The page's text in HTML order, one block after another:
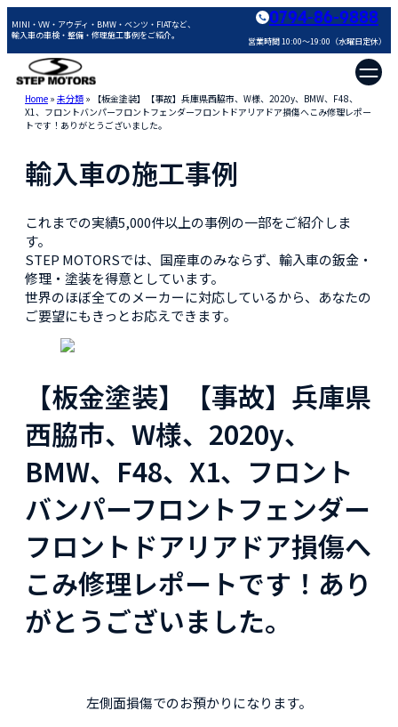
MINI・VW・アウディ・BMW・ベンツ・FIATなど、
輸入車の車検・整備・修理施工事例をご紹介。
0794-86-9888
営業時間 10:00～19:00（水曜日定休）
Home » 未分類 » 【板金塗装】【事故】兵庫県西脇市、W様、2020y、BMW、F48、
X1、フロントバンパーフロントフェンダーフロントドアリアドア損傷へこみ修理レポー
トです！ありがとうございました。
輸入車の施工事例
これまでの実績5,000件以上の事例の一部をご紹介しま
す。
STEP MOTORSでは、国産車のみならず、輸入車の鈑金・
修理・塗装を得意としています。
世界のほぼ全てのメーカーに対応しているから、あなたの
ご要望にもきっとお応えできます。
【板金塗装】【事故】兵庫県
西脇市、W様、2020y、
BMW、F48、X1、フロント
バンパーフロントフェンダー
フロントドアリアドア損傷へ
こみ修理レポートです！あり
がとうございました。
左側面損傷でのお預かりになります。